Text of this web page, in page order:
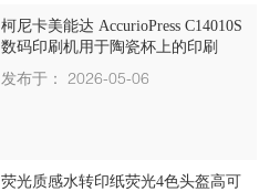
柯尼卡美能达 AccurioPress C14010S
数码印刷机用于陶瓷杯上的印刷
发布于： 2026-05-06
荧光质感水转印纸荧光4色头盔高可